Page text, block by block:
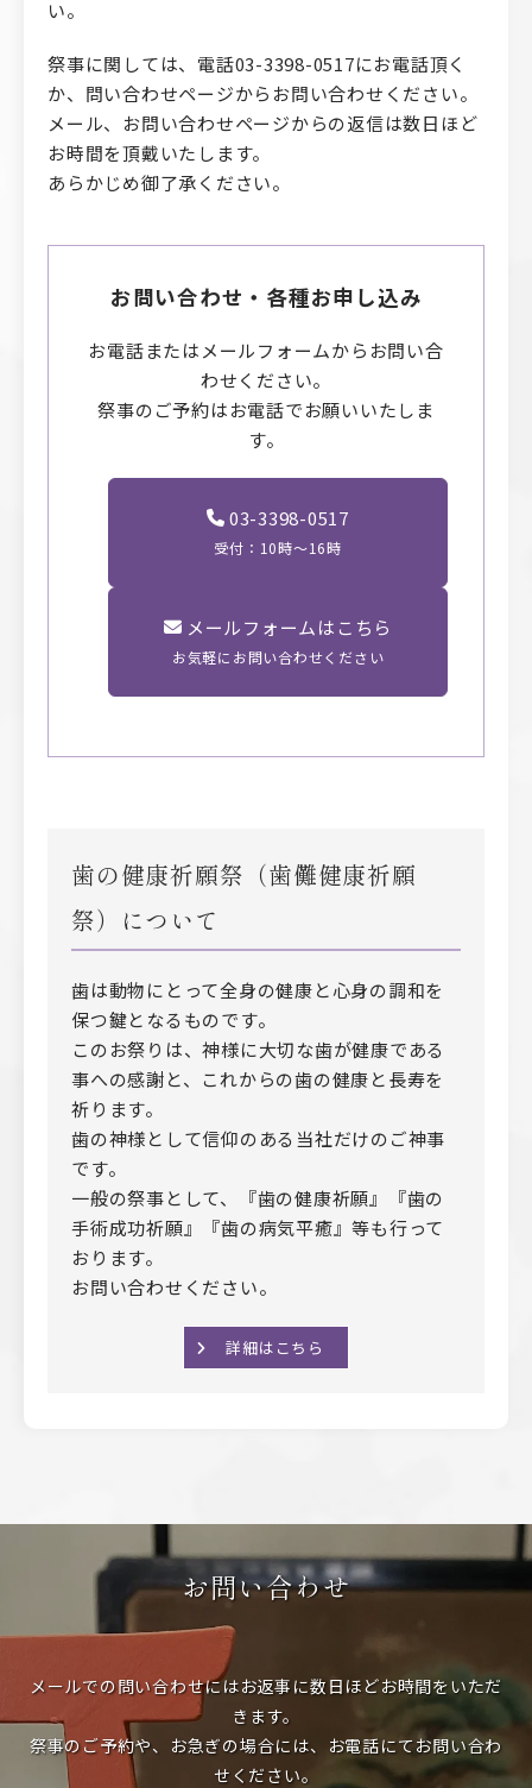
い。
祭事に関しては、電話03-3398-0517にお電話頂く
か、問い合わせページからお問い合わせください。
メール、お問い合わせページからの返信は数日ほど
お時間を頂戴いたします。
あらかじめ御了承ください。
お問い合わせ・各種お申し込み
お電話またはメールフォームからお問い合
わせください。
祭事のご予約はお電話でお願いいたしま
す。
03-3398-0517
受付：10時〜16時
メールフォームはこちら
お気軽にお問い合わせください
歯の健康祈願祭（歯儺健康祈願
祭）について
歯は動物にとって全身の健康と心身の調和を
保つ鍵となるものです。
このお祭りは、神様に大切な歯が健康である
事への感謝と、これからの歯の健康と長寿を
祈ります。
歯の神様として信仰のある当社だけのご神事
です。
一般の祭事として、『歯の健康祈願』『歯の
手術成功祈願』『歯の病気平癒』等も行って
おります。
お問い合わせください。
詳細はこちら
お問い合わせ
メールでの問い合わせにはお返事に数日ほどお時間をいただ
きます。
祭事のご予約や、お急ぎの場合には、お電話にてお問い合わ
せください。